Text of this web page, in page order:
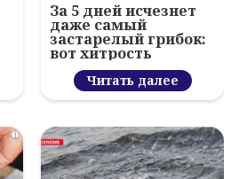
За 5 дней исчезнет
даже самый
застарелый грибок:
вот хитрость
Читать далее
i